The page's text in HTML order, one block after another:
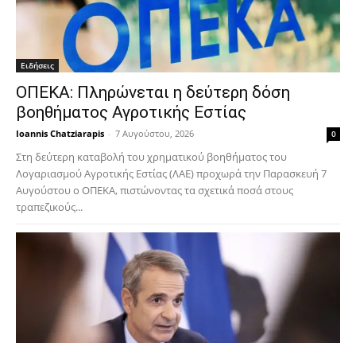
Ειδήσεις
ΟΠΕΚΑ: Πληρώνεται η δεύτερη δόση
βοηθήματος Αγροτικής Εστίας
Ioannis Chatziarapis - 7 Αυγούστου, 2026 0
Στη δεύτερη καταβολή του χρηματικού βοηθήματος του
Λογαριασμού Αγροτικής Εστίας (ΛΑΕ) προχωρά την Παρασκευή 7
Αυγούστου ο ΟΠΕΚΑ, πιστώνοντας τα σχετικά ποσά στους
τραπεζικούς...